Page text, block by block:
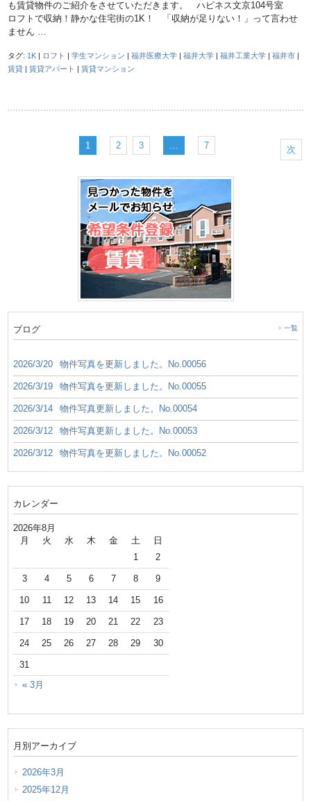
も賃貸物件のご紹介をさせていただきます。 ハピネス文京104号室
ロフトで収納！静かな住宅街の1K！ 「収納が足りない！」って言わせ
ません …
タグ: 1K | ロフト |学生マンション |福井医療大学 |福井大学 |福井工業大学 |福井市 |
賃貸 |賃貸アパート |賃貸マンション
1 2 3 … 7 次
ブログ 一覧
2026/3/20 物件写真を更新しました。No.00056
2026/3/19 物件写真を更新しました。No.00055
2026/3/14 物件写真更新しました。No.00054
2026/3/12 物件写真更新しました。No.00053
2026/3/12 物件写真を更新しました。No.00052
カレンダー
2026年8月
月 火 水 木 金 土
日
1
2
3 4 5 6 7 8 9
10 11 12 13 14 15 16
17 18 19 20 21 22 23
24 25 26 27 28 29 30
31
« 3月
月別アーカイブ
2026年3月
2025年12月